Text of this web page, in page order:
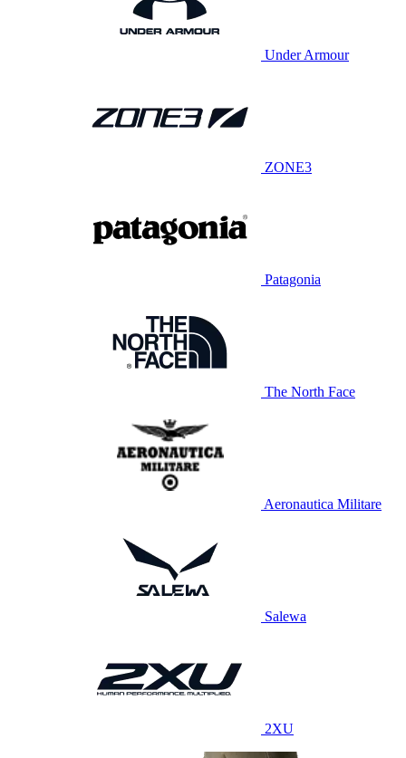
Under Armour
ZONE3
Patagonia
The North Face
Aeronautica Militare
Salewa
2XU